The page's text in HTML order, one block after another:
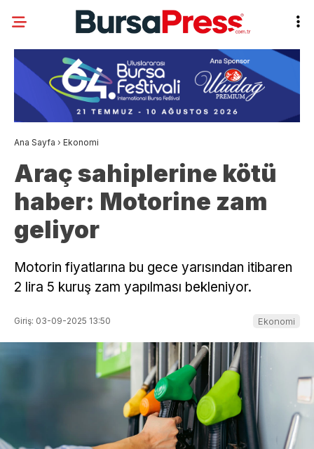
Ana Sayfa › Ekonomi
Araç sahiplerine kötü
haber: Motorine zam
geliyor
Motorin fiyatlarına bu gece yarısından itibaren
2 lira 5 kuruş zam yapılması bekleniyor.
Giriş: 03-09-2025 13:50 Ekonomi